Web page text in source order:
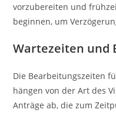
vorzubereiten und
beginnen, um
Wartezeiten und
Die Bearbeitungszeiten
hängen von der Art des
Anträge ab, die zum